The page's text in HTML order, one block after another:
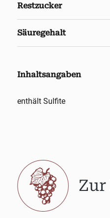
Restzucker
Säuregehalt
Inhaltsangaben
enthält Sulfite
Zur